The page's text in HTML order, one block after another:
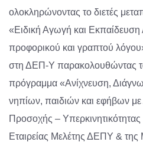
ολοκληρώνοντας το διετές
«Ειδική Αγωγή και
προφορικού και γραπτού
στη ΔΕΠ-Υ παρακολουθώντας το
πρόγραμμα «Ανίχνευση,
νηπίων, παιδιών και εφήβων με
Προσοχής –
Εταιρείας Μελέτης ΔΕΠΥ & της